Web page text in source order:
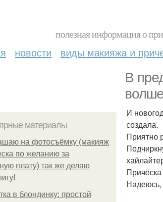
полезная информация о
новости виды макияжа и
В
материалы
на фотосъёмку (макияж
по желанию за
плату) так же делаю
в блондинку: простой
И
создала.
Приятно
Надеюсь,